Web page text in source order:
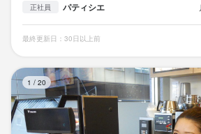
正社員 パティシエ
最終更新日：30日以上前
1 / 20